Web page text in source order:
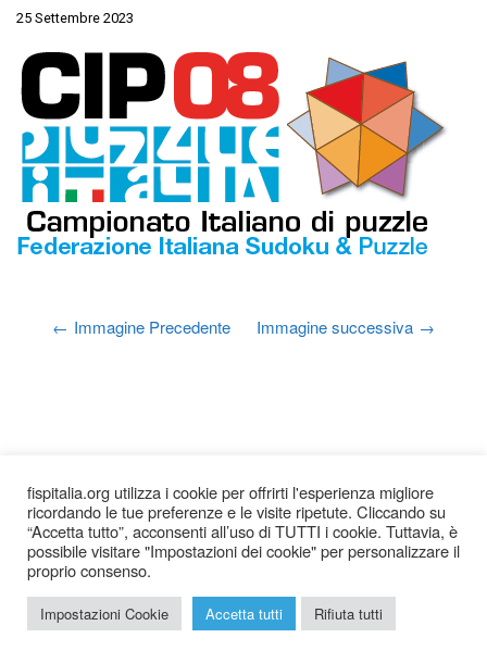
25 Settembre 2023
Immagine Precedente Immagine successiva
2026 © Federazione Italiana Sudoku Puzzle |Chi siamo
Privacy
fispitalia.org utilizza i cookie per offrirti l'esperienza migliore
ricordando le tue preferenze e le visite ripetute. Cliccando su
“Accetta tutto”, acconsenti all’uso di TUTTI i cookie. Tuttavia, è
possibile visitare "Impostazioni dei cookie" per personalizzare il
proprio consenso.
Impostazioni Cookie Accetta tutti Rifiuta tutti